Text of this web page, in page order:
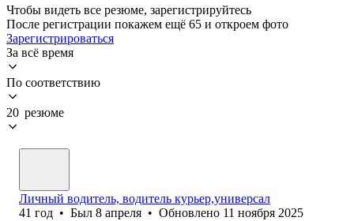
Чтобы видеть все резюме, зарегистрируйтесь
После регистрации покажем ещё 65 и откроем фото
Зарегистрироваться
За всё время
По соответствию
20 резюме
Личный водитель, водитель курьер,универсал
41 год • Был 8 апреля • Обновлено 11 ноября 2025